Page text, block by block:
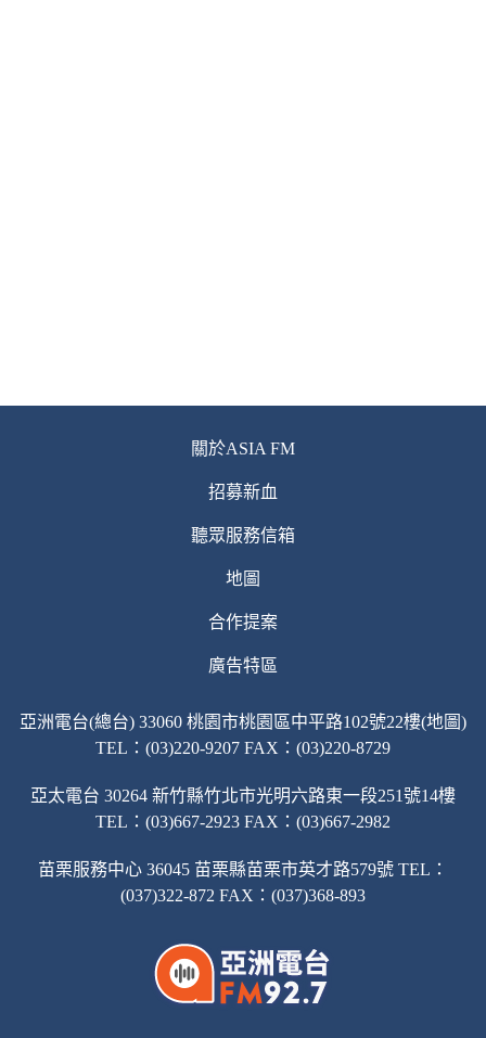
關於ASIA FM
招募新血
聽眾服務信箱
地圖
合作提案
廣告特區
亞洲電台(總台) 33060 桃園市桃園區中平路102號22樓(地圖)
TEL：(03)220-9207 FAX：(03)220-8729
亞太電台 30264 新竹縣竹北市光明六路東一段251號14樓
TEL：(03)667-2923 FAX：(03)667-2982
苗栗服務中心 36045 苗栗縣苗栗市英才路579號 TEL：
(037)322-872 FAX：(037)368-893